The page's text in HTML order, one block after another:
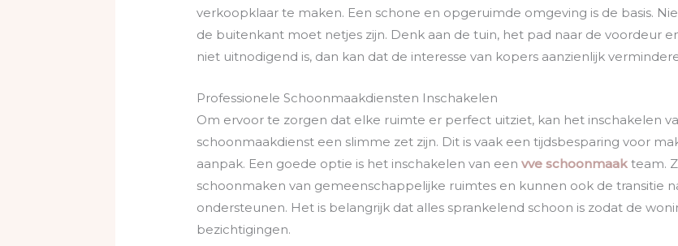
verkoopklaar te maken. Een schone en opgeruimde omgeving is de basis.
de buitenkant moet netjes zijn. Denk aan de tuin, het pad naar de voordeur
niet uitnodigend is, dan kan dat de interesse van kopers aanzienlijk
Professionele Schoonmaakdiensten Inschakelen
Om ervoor te zorgen dat elke ruimte er perfect uitziet, kan het inschakelen
schoonmaakdienst een slimme zet zijn. Dit is vaak een tijdsbesparing voor
aanpak. Een goede optie is het inschakelen van eenvve schoonmaak team.
schoonmaken van gemeenschappelijke ruimtes en kunnen ook de transitie
ondersteunen. Het is belangrijk dat alles sprankelend schoon is zodat de
bezichtigingen.